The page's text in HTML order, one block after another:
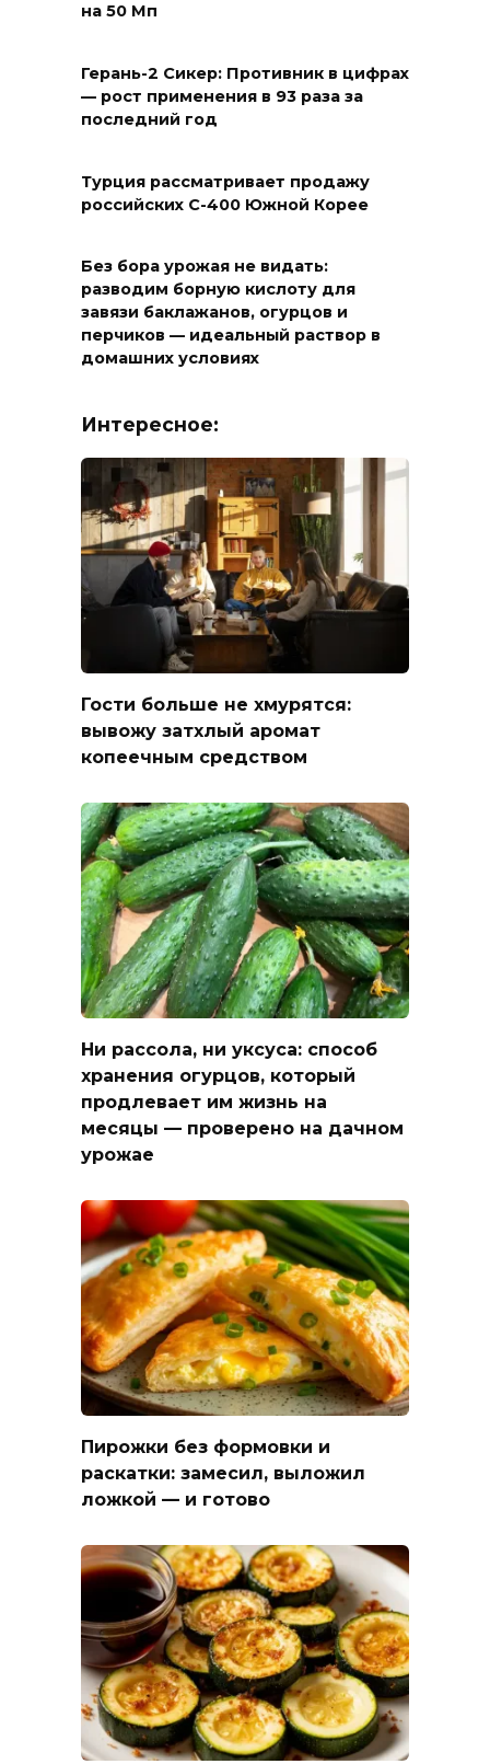
на 50 Мп
Герань-2 Сикер: Противник в цифрах
— рост применения в 93 раза за
последний год
Турция рассматривает продажу
российских С-400 Южной Корее
Без бора урожая не видать:
разводим борную кислоту для
завязи баклажанов, огурцов и
перчиков — идеальный раствор в
домашних условиях
Интересное:
Гости больше не хмурятся:
вывожу затхлый аромат
копеечным средством
Ни рассола, ни уксуса: способ
хранения огурцов, который
продлевает им жизнь на
месяцы — проверено на дачном
урожае
Пирожки без формовки и
раскатки: замесил, выложил
ложкой — и готово